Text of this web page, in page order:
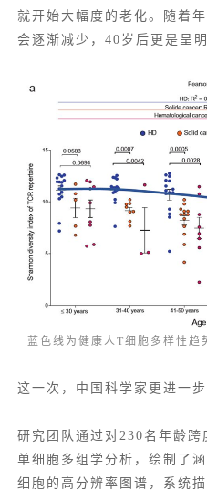
就开始大幅度的老化。随着
会逐渐减少，40岁后更是呈
蓝色线为健康人T细胞多样性趋
这一次，中国科学家更进一步
研究团队通过对230名年龄
单细胞多组学分析，绘制了
细胞的高分辨率图谱，系统